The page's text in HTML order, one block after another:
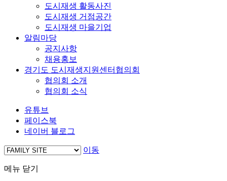
도시재생 활동사진
도시재생 거점공간
도시재생 마을기업
알림마당
공지사항
채용홍보
경기도 도시재생지원센터협의회
협의회 소개
협의회 소식
유튜브
페이스북
네이버 블로그
이동
메뉴 닫기